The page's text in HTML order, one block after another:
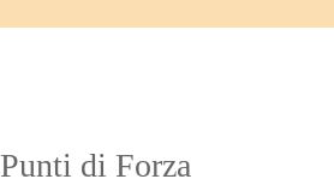
Punti di Forza